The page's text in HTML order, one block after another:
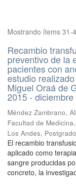
Mostrando ítems 31-
Recambio
preventivo de la
pacientes con
estudio
Miguel Oraá de
2015 -
Méndez Zambrano,
Facultad de
Los Andes,
El recambio
aplicado como
sangre producidas
concreto, la